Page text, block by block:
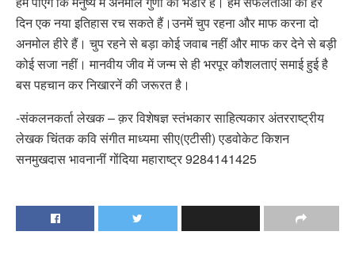
दिन एक नया इतिहास रच सकते हैं।उनमें चुप रहना और माफ करना दो
अनमोल हीरे हैं। चुप रहने से बड़ा कोई जवाब नहीं और माफ कर देने से बड़ी
कोई सजा नहीं। मानवीय जीव में जन्म से ही भरपूर कौशलताएं समाई हुई है
बस पहचान कर निखारनें की जरूरत है।
-संकलनकर्ता लेखक – क़र विशेषज्ञ स्तंभकार साहित्यकार अंतरराष्ट्रीय
लेखक चिंतक कवि संगीत माध्यमा सीए(एटीसी) एडवोकेट किशन
सनमुखदास भावनानीं गोंदिया महाराष्ट्र 9284141425